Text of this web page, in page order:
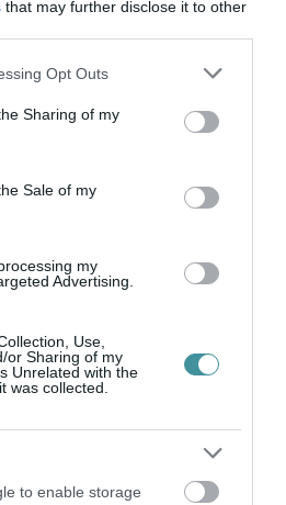
that may further disclose it to other
app uses one or more Google
behaviour. You may click to
and its third-party tags to
purposes in below Google
Opt Outs
Sharing of my
Sale of my
my
Advertising.
Use,
or Sharing of my
Unrelated with the
was collected.
to enable storage
hírekről, kövessen
Google Hírek oldalán!